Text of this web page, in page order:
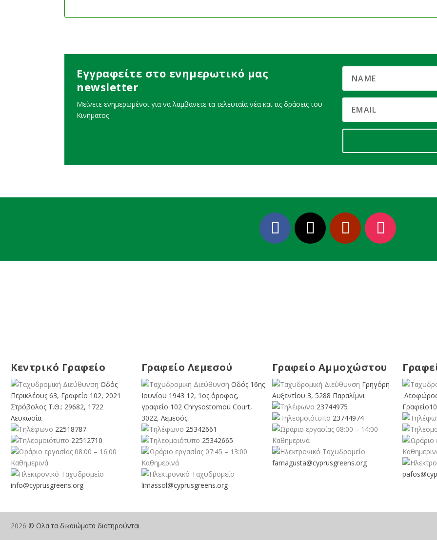
Εγγραφείτε στο ενημερωτικό μας
newsletter
Μείνετε ενημερωμένοι για να λαμβάνετε τα τελευταία νέα και τις δράσεις του
Κινήματος
Κεντρικό Γραφείο
Οδός
Περικλέους 63, Γραφείο 102, 2021
Στρόβολος Τ.Θ.: 29682, 1722
Λευκωσία
22518787
22512710
08:00 – 16:00
Καθημερινά
info@cyprusgreens.org
Γραφείο Λεμεσού
Οδός 16ης
Ιουνίου 1943 12, 1ος όροφος,
γραφείο 102 Chrysostomou Court,
3022, Λεμεσός
25342661
25342665
07:45 – 13:00
Καθημερινά
limassol@cyprusgreens.org
Γραφείο Αμμοχώστου
Γρηγόρη
Αυξεντίου 3, 5288 Παραλίμνι
23744975
23744974
08:00 – 14:00
Καθημερινά
famagusta@cyprusgreens.org
2026 © Ολα τα δικαιώματα διατηρούνται